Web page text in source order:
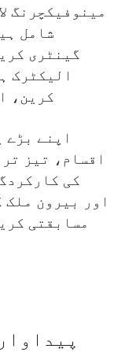
مینوفیکچرنگ
شامل
گینٹری
الیکٹرک
کرین،
اپنے بڑے
اقسام، تیز
کی
اور بیرون
مسابقتی